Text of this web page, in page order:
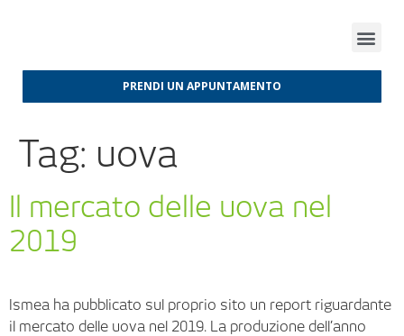
PRENDI UN APPUNTAMENTO
Tag: uova
Il mercato delle uova nel
2019
Ismea ha pubblicato sul proprio sito un report riguardante
il mercato delle uova nel 2019. La produzione dell’anno